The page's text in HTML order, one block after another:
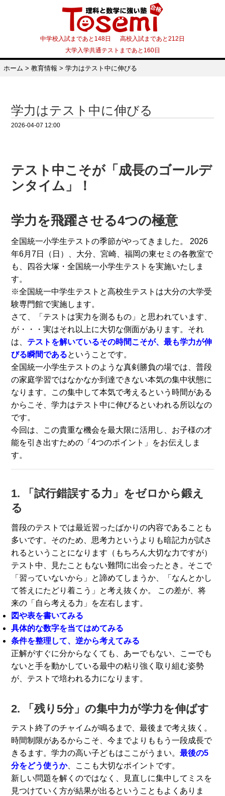
中学校入試まであと148日 高校入試まであと212日
大学入学共通テストまであと160日
ホーム > 教育情報 > 学力はテスト中に伸びる
学力はテスト中に伸びる
2026-04-07 12:00
テスト中こそが「成長のゴールデ
ンタイム」！
学力を飛躍させる4つの極意
全国統一小学生テストの季節がやってきました。 2026
年6月7日（日）、大分、宮崎、福岡の東セミの各教室で
も、四谷大塚・全国統一小学生テストを実施いたしま
す。
※全国統一中学生テストと高校生テストは大分の大学受
験専門館で実施します。
さて、「テストは実力を測るもの」と思われています、
が・・・実はそれ以上に大切な側面があります。それ
は、 テストを解いているその時間こそが、最も学力が伸
びる瞬間であるということです。
全国統一小学生テストのような真剣勝負の場では、普段
の家庭学習ではなかなか到達できない本気の集中状態に
なります。この集中して本気で考えるという時間がある
からこそ、学力はテスト中に伸びるといわれる所以なの
です。
今回は、この貴重な機会を最大限に活用し、お子様の才
能を引き出すための「4つのポイント」をお伝えしま
す。
1. 「試行錯誤する力」をゼロから鍛え
る
普段のテストでは最近習ったばかりの内容であることも
多いです。そのため、思考力というよりも暗記力が試さ
れるということになります（もちろん大切な力ですが）
テスト中、見たこともない難問に出会ったとき。そこで
「習っていないから」と諦めてしまうか、「なんとかし
て答えにたどり着こう」と考え抜くか。 この差が、将
来の「自ら考える力」を左右します。
図や表を書いてみる
具体的な数字を当てはめてみる
条件を整理して、逆から考えてみる
正解がすぐに分からなくても、あーでもない、こーでも
ないと手を動かしている最中の粘り強く取り組む姿勢
が、テストで培われる力になります。
2. 「残り5分」の集中力が学力を伸ばす
テスト終了のチャイムが鳴るまで、最後まで考え抜く。
時間制限があるからこそ、今までよりももう一段成長で
きるます。学力の高い子どもはここがうまい。最後の5
分をどう使うか、ここも大切なポイントです。
新しい問題を解くのではなく、見直しに集中してミスを
見つけていく方が結果が出るということもよくありま